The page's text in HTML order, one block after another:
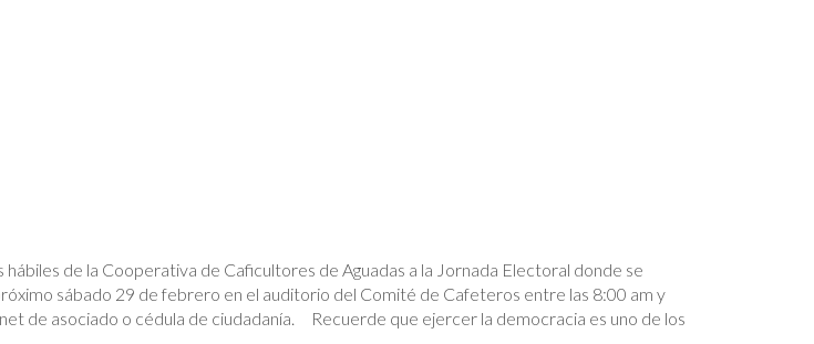
de la Cooperativa de Caficultores de Aguadas a la Jornada Electoral donde se
sábado 29 de febrero en el auditorio del Comité de Cafeteros entre las 8:00 am y
asociado o cédula de ciudadanía. Recuerde que ejercer la democracia es uno de los